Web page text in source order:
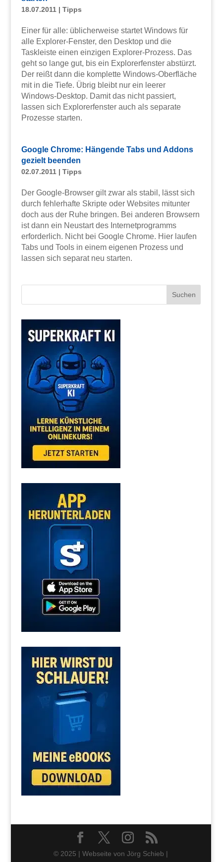
18.07.2011| Tipps
Einer für alle: üblicherweise startet Windows für
alle Explorer-Fenster, den Desktop und die
Taskleiste einen einzigen Explorer-Prozess. Das
geht so lange gut, bis ein Explorerfenster abstürzt.
Der reißt dann die komplette Windows-Oberfläche
mit in die Tiefe. Übrig bleibt nur ein leerer
Windows-Desktop. Damit das nicht passiert,
lassen sich Explorerfenster auch als separate
Prozesse starten.
Google Chrome: Hängende Tabs und Addons
gezielt beenden
02.07.2011| Tipps
Der Google-Browser gilt zwar als stabil, lässt sich
durch fehlerhafte Skripte oder Websites mitunter
doch aus der Ruhe bringen. Bei anderen Browsern
ist dann ein Neustart des Internetprogramms
erforderlich. Nicht bei Google Chrome. Hier laufen
Tabs und Tools in einem eigenen Prozess und
lassen sich separat neu starten.
© 2025 | Webseite von Jörg Schieb |